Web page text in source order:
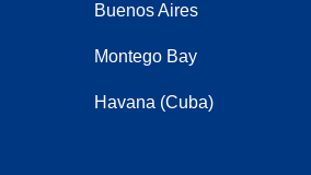
Buenos Aires
Montego Bay
Havana (Cuba)